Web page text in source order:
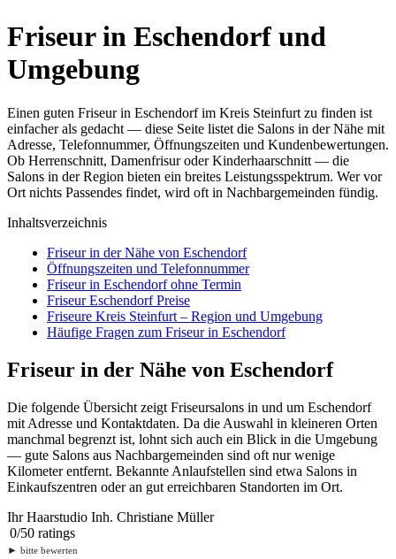
Friseur in Eschendorf und
Umgebung
Einen guten Friseur in Eschendorf im Kreis Steinfurt zu finden ist
einfacher als gedacht — diese Seite listet die Salons in der Nähe mit
Adresse, Telefonnummer, Öffnungszeiten und Kundenbewertungen.
Ob Herrenschnitt, Damenfrisur oder Kinderhaarschnitt — die
Salons in der Region bieten ein breites Leistungsspektrum. Wer vor
Ort nichts Passendes findet, wird oft in Nachbargemeinden fündig.
Inhaltsverzeichnis
Friseur in der Nähe von Eschendorf
Öffnungszeiten und Telefonnummer
Friseur in Eschendorf ohne Termin
Friseur Eschendorf Preise
Friseure Kreis Steinfurt – Region und Umgebung
Häufige Fragen zum Friseur in Eschendorf
Friseur in der Nähe von Eschendorf
Die folgende Übersicht zeigt Friseursalons in und um Eschendorf
mit Adresse und Kontaktdaten. Da die Auswahl in kleineren Orten
manchmal begrenzt ist, lohnt sich auch ein Blick in die Umgebung
— gute Salons aus Nachbargemeinden sind oft nur wenige
Kilometer entfernt. Bekannte Anlaufstellen sind etwa Salons in
Einkaufszentren oder an gut erreichbaren Standorten im Ort.
Ihr Haarstudio Inh. Christiane Müller
0/50 ratings
► bitte bewerten